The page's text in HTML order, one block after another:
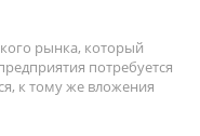
рынка, который
потребуется
к тому же вложения